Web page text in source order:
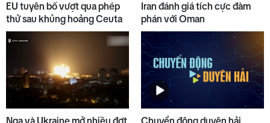
EU tuyên bố vượt qua phép
thử sau khủng hoảng Ceuta
Iran đánh giá tích cực đàm
phán với Oman
Nga và Ukraine mở nhiều đợt
Chuyển động duyên hải